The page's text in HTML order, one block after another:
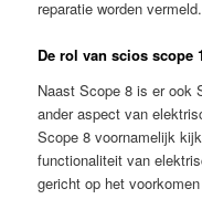
reparatie worden vermeld.
De rol van scios scope
Naast Scope 8 is er ook
ander aspect van
Scope 8 voornamelijk
functionaliteit van
gericht op het